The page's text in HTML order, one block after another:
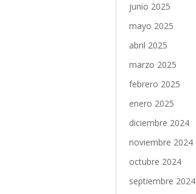
junio 2025
mayo 2025
abril 2025
marzo 2025
febrero 2025
enero 2025
diciembre 2024
noviembre 2024
octubre 2024
septiembre 2024